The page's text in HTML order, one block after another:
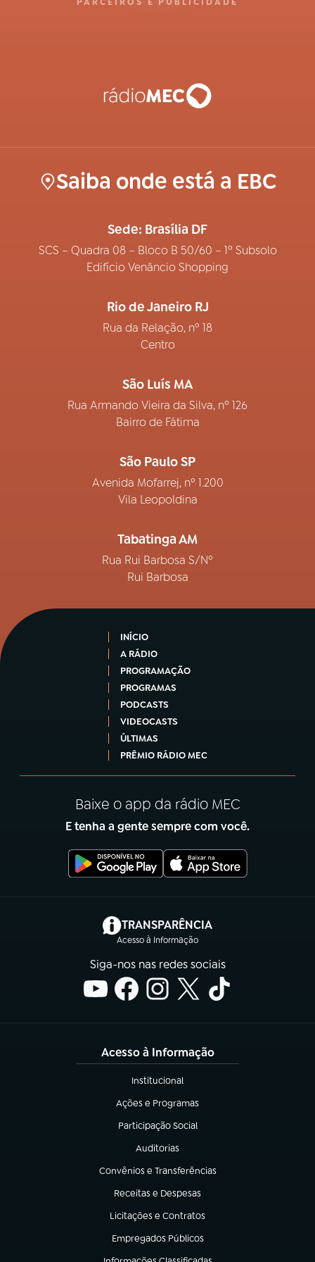
Saiba onde está a EBC
Sede: Brasília DF
SCS – Quadra 08 – Bloco B 50/60 – 1º Subsolo
Edifício Venâncio Shopping
Rio de Janeiro RJ
Rua da Relação, nº 18
Centro
São Luís MA
Rua Armando Vieira da Silva, nº 126
Bairro de Fátima
São Paulo SP
Avenida Mofarrej, nº 1.200
Vila Leopoldina
Tabatinga AM
Rua Rui Barbosa S/Nº
Rui Barbosa
INÍCIO
A RÁDIO
PROGRAMAÇÃO
PROGRAMAS
PODCASTS
VIDEOCASTS
ÚLTIMAS
PRÊMIO RÁDIO MEC
Baixe o app da rádio MEC
E tenha a gente sempre com você.
TRANSPARÊNCIA
Acesso à Informação
(abre em nova aba)
Siga-nos nas redes sociais
Acesso à Informação
Institucional
(abre em nova aba)
Ações e Programas
(abre em nova aba)
Participação Social
(abre em nova aba)
Auditorias
(abre em nova aba)
Convênios e Transferências
(abre em nova aba)
Receitas e Despesas
(abre em nova aba)
Licitações e Contratos
(abre em nova aba)
Empregados Públicos
(abre em nova aba)